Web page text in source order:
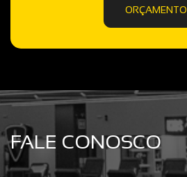
ORÇAMENTO
FALE CONOSCO